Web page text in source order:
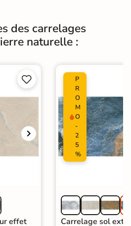
des carrelages
naturelle :


effet
P
R
O
M
O
-
2
5
%
Carrelage sol